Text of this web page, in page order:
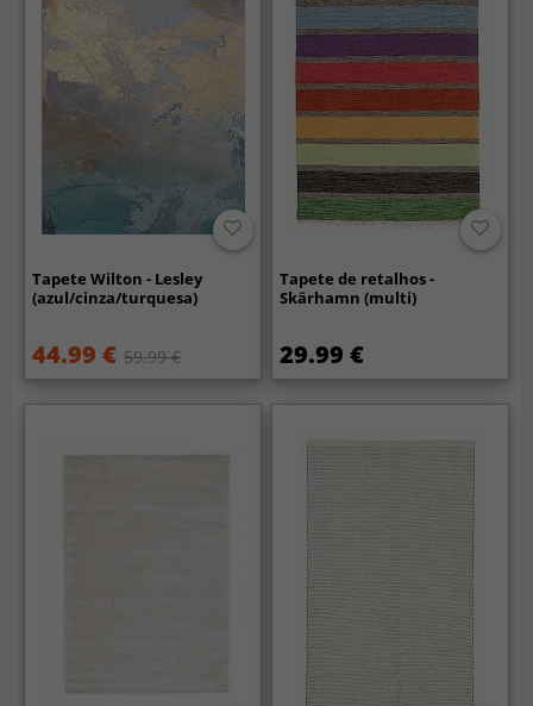
Tapete Wilton - Lesley
(azul/cinza/turquesa)
44.99 € 59.99 €
Tapete de retalhos -
Skärhamn (multi)
29.99 €